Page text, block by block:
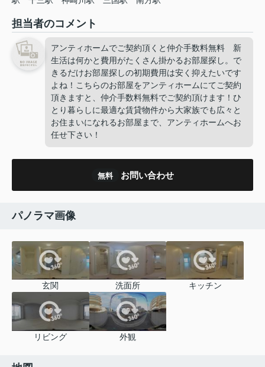
担当者のコメント
アンティホームでご契約頂くと仲介手数料無料 新
生活は何かと費用がたくさん掛かるお部屋探し。で
きるだけお部屋探しの初期費用は安く抑えたいです
よね！こちらのお部屋をアンティホームにてご契約
頂きますと、仲介手数料無料でご契約頂けます！ひ
とり暮らしに最適な賃貸物件から大家族でも広々と
お住まいになれるお部屋まで、アンティホームへお
任せ下さい！
無料 お問い合わせ
パノラマ画像
玄関 洗面所 キッチン
リビング 外観